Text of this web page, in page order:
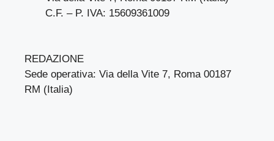
C.F. – P. IVA: 15609361009
REDAZIONE
Sede operativa: Via della Vite 7, Roma 00187
RM (Italia)